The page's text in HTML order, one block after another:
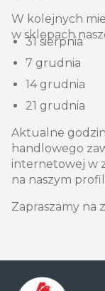
W kolejnych
w sklepach
31 sierpnia
7 grudnia
14 grudnia
21 grudnia
Aktualne
handlowego
internetowej w
na naszym
Zapraszamy na